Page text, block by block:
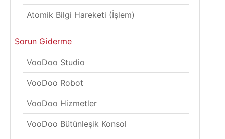
Atomik Bilgi Hareketi (İşlem)
Sorun Giderme
VooDoo Studio
VooDoo Robot
VooDoo Hizmetler
VooDoo Bütünleşik Konsol